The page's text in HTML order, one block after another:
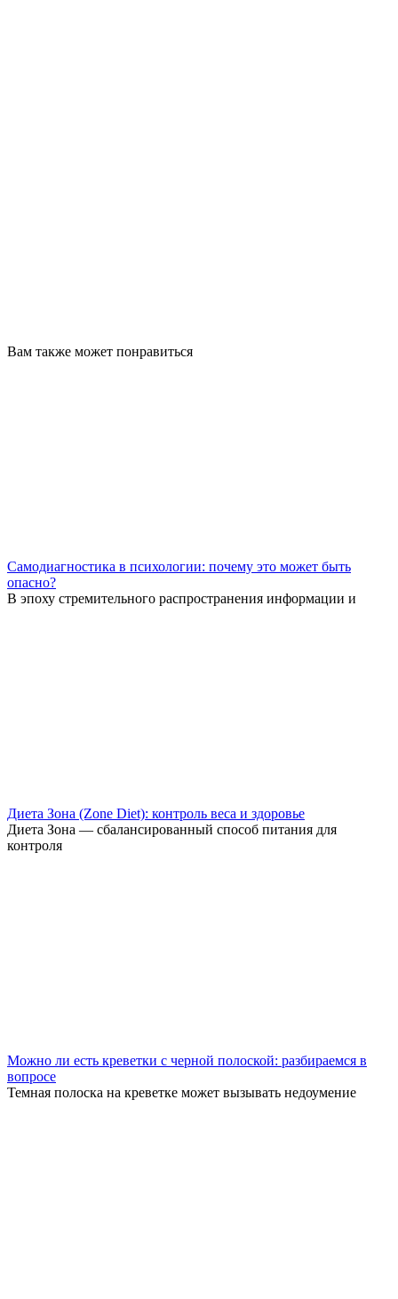
Вам также может понравиться
Самодиагностика в психологии: почему это может быть
опасно?
В эпоху стремительного распространения информации и
Диета Зона (Zone Diet): контроль веса и здоровье
Диета Зона — сбалансированный способ питания для
контроля
Можно ли есть креветки с черной полоской: разбираемся в
вопросе
Темная полоска на креветке может вызывать недоумение